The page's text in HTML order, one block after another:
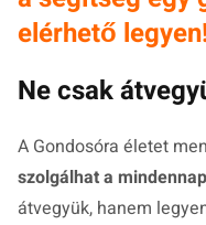
elérhető
Ne csak
A Gondosóra életet
szolgálhat a
átvegyük, hanem